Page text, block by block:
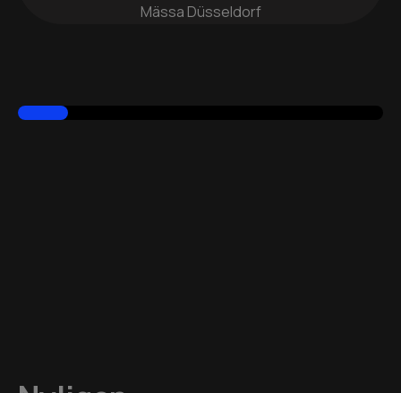
Mässa Düsseldorf